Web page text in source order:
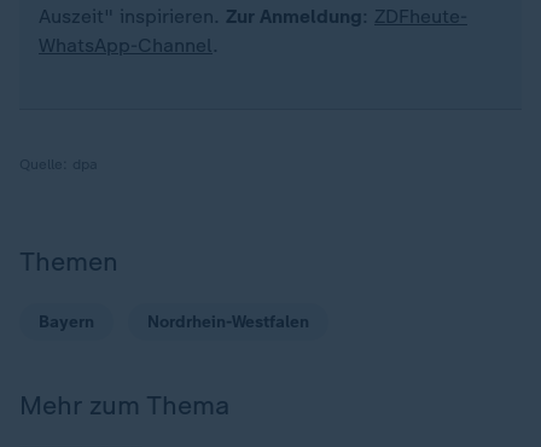
Auszeit" inspirieren. Zur Anmeldung : ZDFheute-
WhatsApp-Channel.
Themen
Bayern Nordrhein-Westfalen
Mehr zum Thema